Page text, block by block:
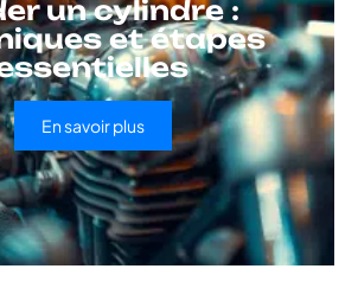
un cylindre :
et étapes
En savoir plus